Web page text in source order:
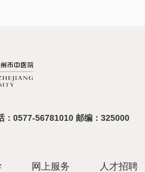
：0577-56781010 邮编：325000
网上服务 人才招聘